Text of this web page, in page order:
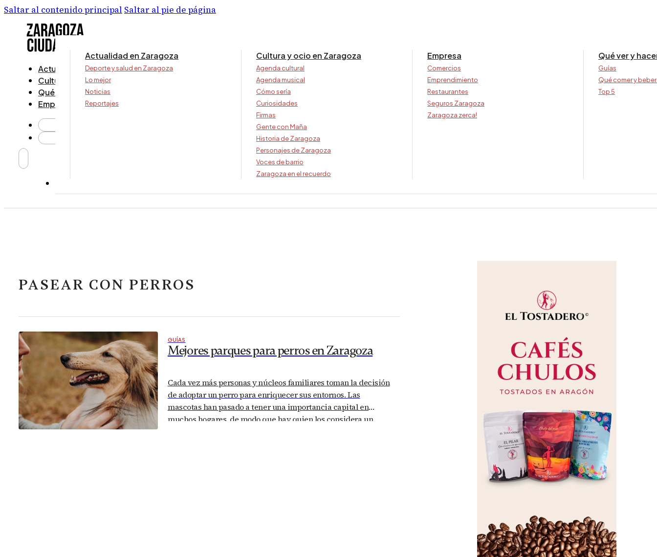
Saltar al contenido principal Saltar al pie de página
Actualidad
Cultura y ocio
Qué ver y hacer
Empresa
Actualidad en Zaragoza
Deporte y salud en Zaragoza
Lo mejor
Noticias
Reportajes
Cultura y ocio en Zaragoza
Agenda cultural
Agenda musical
Cómo sería
Curiosidades
Firmas
Gente con Maña
Historia de Zaragoza
Personajes de Zaragoza
Voces de barrio
Zaragoza en el recuerdo
Empresa
Comercios
Emprendimiento
Restaurantes
Seguros Zaragoza
Zaragoza zerca!
Qué ver y
Guías
Qué comer y
Top 5
PASEAR CON PERROS
GUÍAS
Mejores parques para perros en Zaragoza
Cada vez más personas y núcleos familiares toman la decisión
de adoptar un perro para enriquecer sus entornos. Las
mascotas han pasado a tener una importancia capital en
muchos hogares, de modo que hay quien los considera un